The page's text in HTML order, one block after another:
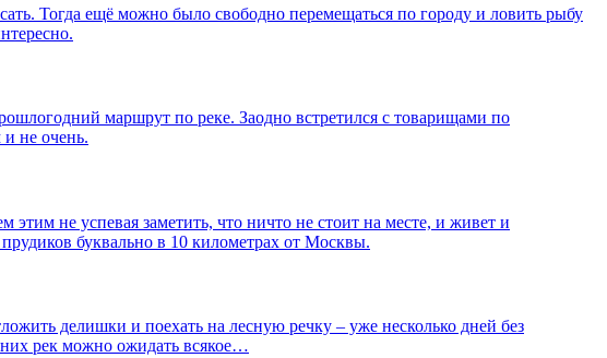
Тогда ещё можно было свободно перемещаться по городу и ловить рыбу
маршрут по реке. Заодно встретился с товарищами по
не очень.
этим не успевая заметить, что ничто не стоит на месте, и живет и
буквально в 10 километрах от Москвы.
делишки и поехать на лесную речку – уже несколько дней без
рек можно ожидать всякое…